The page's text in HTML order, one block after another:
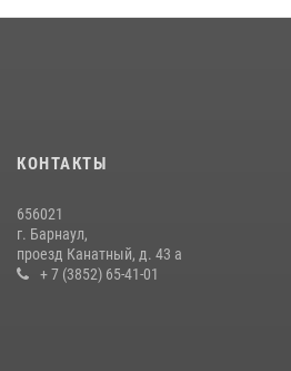
КОНТАКТЫ
656021
г. Барнаул,
проезд Канатный, д. 43 а
+ 7 (3852) 65-41-01